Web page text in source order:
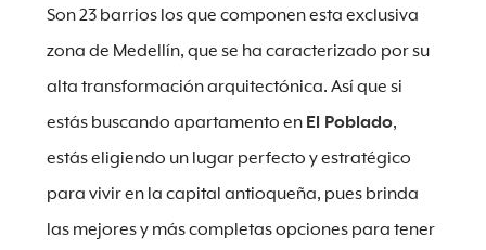
Son 23 barrios los que componen esta exclusiva
zona de Medellín, que se ha caracterizado por su
alta transformación arquitectónica. Así que si
estás buscando apartamento en El Poblado,
estás eligiendo un lugar perfecto y estratégico
para vivir en la capital antioqueña, pues brinda
las mejores y más completas opciones para tener